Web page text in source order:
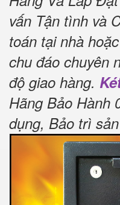
vấn Tận tình và
toán tại nhà
chu đáo chuyên
độ giao hàng.
Hãng Bảo Hành
dụng, Bảo trì